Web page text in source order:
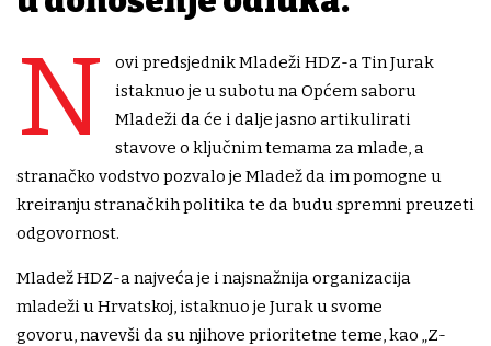
N
ovi predsjednik Mladeži HDZ-a Tin Jurak
istaknuo je u subotu na Općem saboru
Mladeži da će i dalje jasno artikulirati
stavove o ključnim temama za mlade, a
stranačko vodstvo pozvalo je Mladež da im pomogne u
kreiranju stranačkih politika te da budu spremni preuzeti
odgovornost.
Mladež HDZ-a najveća je i najsnažnija organizacija
mladeži u Hrvatskoj, istaknuo je Jurak u svome
govoru, navevši da su njihove prioritetne teme, kao „Z-